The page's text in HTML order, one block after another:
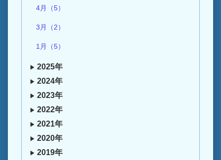
4月（5）
3月（2）
1月（5）
2025年
2024年
2023年
2022年
2021年
2020年
2019年